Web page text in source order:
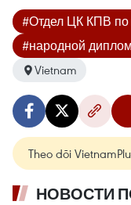
#Отдел ЦК КПВ
#народной
Vietnam
Theo dõi
НОВОСТИ